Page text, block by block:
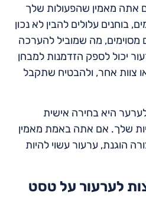
אתה מאמין שהפעולות שלך
בוחנים עלולים להבין לא נכון
מה שמוביל להערכה
יכול לספק הזדמנות למבחן
צוות אחר, ולהבטיח שתקבל
היא בחירה אישית
שלך. אם אתה באמת מאמין
הוגנת, ערעור עשוי להיות
לערעור על טסט